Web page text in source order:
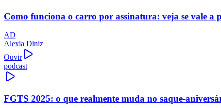
Como funciona o carro por assinatura: veja se vale a
AD
Alexia Diniz
Ouvir
podcast
FGTS 2025: o que realmente muda no saque-